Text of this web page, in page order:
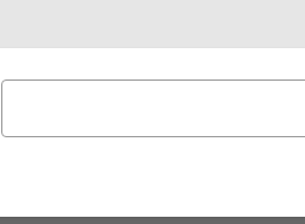
Haku